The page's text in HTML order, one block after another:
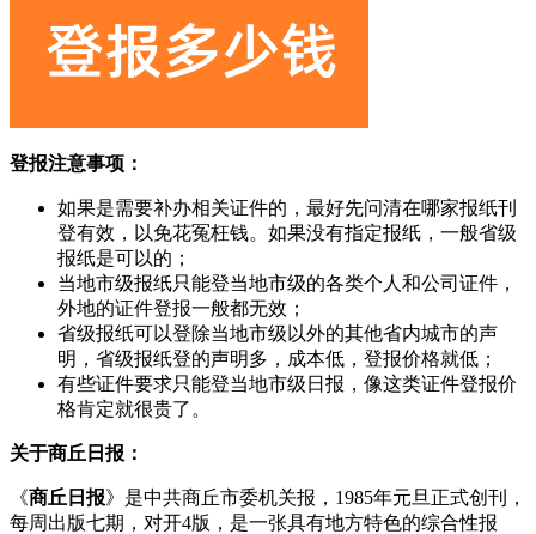
登报注意事项：
如果是需要补办相关证件的，最好先问清在哪家报纸刊
登有效，以免花冤枉钱。如果没有指定报纸，一般省级
报纸是可以的；
当地市级报纸只能登当地市级的各类个人和公司证件，
外地的证件登报一般都无效；
省级报纸可以登除当地市级以外的其他省内城市的声
明，省级报纸登的声明多，成本低，登报价格就低；
有些证件要求只能登当地市级日报，像这类证件登报价
格肯定就很贵了。
关于商丘日报：
《商丘日报》是中共商丘市委机关报，1985年元旦正式创刊，
每周出版七期，对开4版，是一张具有地方特色的综合性报